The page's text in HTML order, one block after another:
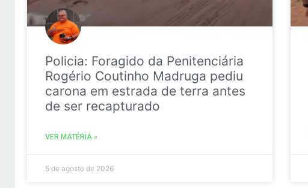
Policia: Foragido da Penitenciária
Rogério Coutinho Madruga pediu
carona em estrada de terra antes
de ser recapturado
VER MATÉRIA »
5 de agosto de 2026